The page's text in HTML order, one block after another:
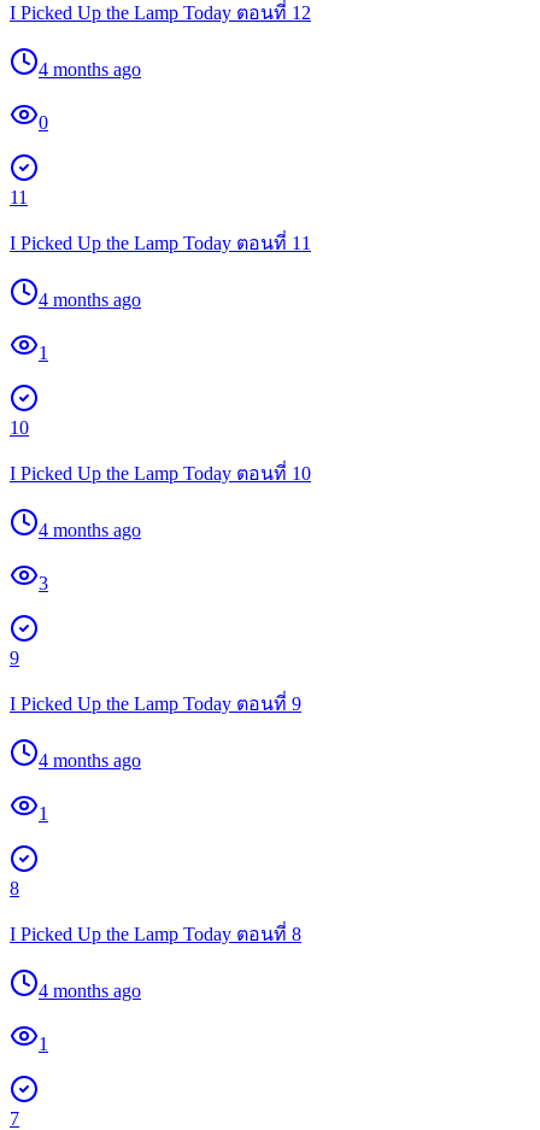
I Picked Up the Lamp Today ตอนที่ 12
4 months ago
0
11
I Picked Up the Lamp Today ตอนที่ 11
4 months ago
1
10
I Picked Up the Lamp Today ตอนที่ 10
4 months ago
3
9
I Picked Up the Lamp Today ตอนที่ 9
4 months ago
1
8
I Picked Up the Lamp Today ตอนที่ 8
4 months ago
1
7